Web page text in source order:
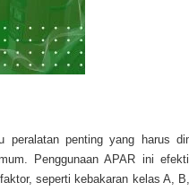
peralatan penting yang harus
Penggunaan APAR ini
seperti kebakaran kelas A,